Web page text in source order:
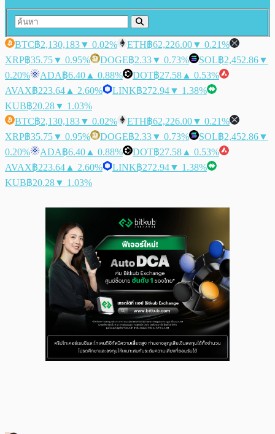
BTC฿2,130,183▼ 0.02% ETH฿62,226.00▼ 0.21%
XRP฿35.75▼ 0.95% DOGE฿2.33▼ 0.73% SOL฿2,452.86▼
0.20%
ADA฿6.40 ▲ 0.88% DOT฿27.58 ▲ 0.53%
AVAX฿223.64 ▲ 2.60% LINK฿272.94▼ 1.38%
KUB฿20.28▼ 1.03%
BTC฿2,130,183▼ 0.02% ETH฿62,226.00▼ 0.21%
XRP฿35.75▼ 0.95% DOGE฿2.33▼ 0.73% SOL฿2,452.86▼
0.20%
ADA฿6.40 ▲ 0.88% DOT฿27.58 ▲ 0.53%
AVAX฿223.64 ▲ 2.60% LINK฿272.94▼ 1.38%
KUB฿20.28▼ 1.03%